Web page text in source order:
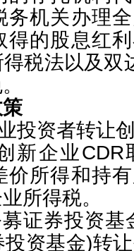
务机关办理
得的股息红
税法以及双
资者转让创
新企业
价所得和持
所得税。
券投资基
资基金)转